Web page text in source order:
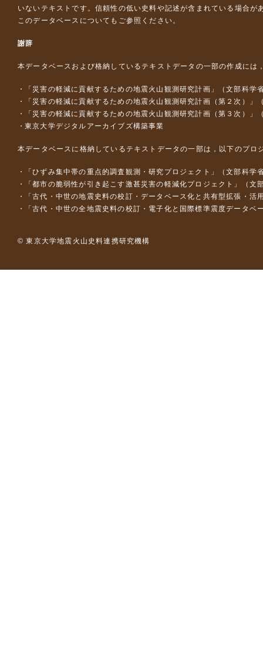
いないテキストです。信頼性の低い史料や記述が含まれている場合が
このデータベースについて もご参照ください。
謝辞
本データベースおよび格納しているテキストデータの一部の作成には
「災害の軽減に貢献するための地震火山観測研究計画」（文部科学
「災害の軽減に貢献するための地震火山観測研究計画（第２次）」
「災害の軽減に貢献するための地震火山観測研究計画（第３次）」
東京大学デジタルアーカイブズ構築事業
本データベースに格納しているテキストデータの一部は，以下のプロ
「ひずみ集中帯の重点的調査観測・研究プロジェクト」（文部科
「都市の脆弱性が引き起こす激甚災害の軽減化プロジェクト」（
「古代・中世の地震史料の校訂・データベース化と共有型拡張・
「古代・中世の全地震史料の校訂・電子化と国際標準震度データ
© 東京大学地震火山史料連携研究機構